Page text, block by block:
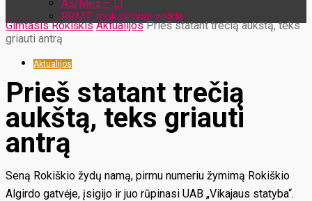
Aš/Mes – LT
RRMT: moksleiviai veikia
Gimtasis Rokiškis Aktualijos Prieš statant trečią aukštą, teks
griauti antrą
Aktualijos
Prieš statant trečią
aukštą, teks griauti
antrą
Seną Rokiškio žydų namą, pirmu numeriu žymimą Rokiškio
Algirdo gatvėje, įsigijo ir juo rūpinasi UAB „Vikajaus statyba“.